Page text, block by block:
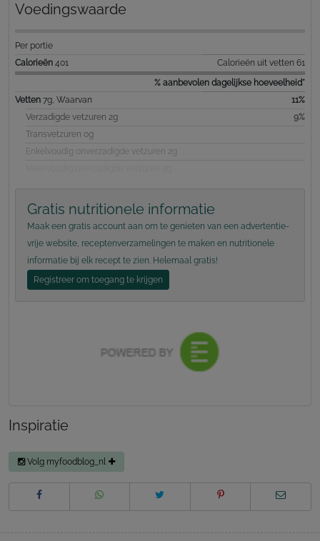
Voedingswaarde
Per portie
Calorieën 401
Calorieën uit vetten 61
% aanbevolen dagelijkse hoeveelheid*
Vetten 7g, Waarvan
11%
Verzadigde vetzuren 2g
9%
Transvetzuren 0g
Enkelvoudig onverzadigde vetzuren 2g
Gratis nutritionele informatie
Maak een gratis account aan om te genieten van een advertentie-
vrije website, receptenverzamelingen te maken en nutritionele
informatie bij elk recept te zien. Helemaal gratis!
Registreer om toegang te krijgen
Inspiratie
Volg myfoodblog_nl